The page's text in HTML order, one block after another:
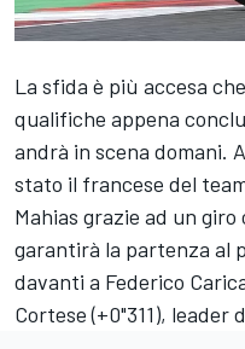
La sfida è più accesa
qualifiche appena
andrà in scena domani.
stato il francese del
Mahias grazie ad un giro
garantirà la partenza al
davanti a Federico
Cortese (+0"311), leader